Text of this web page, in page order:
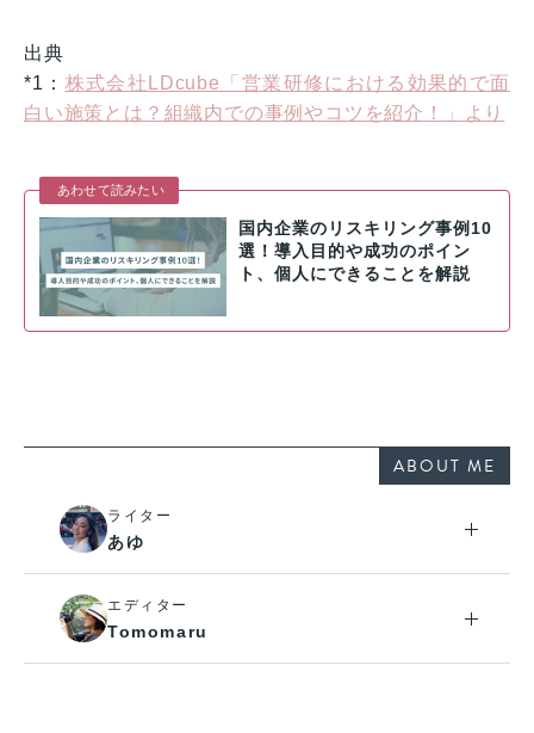
出典
*1： 株式会社LDcube「営業研修における効果的で面
白い施策とは？組織内での事例やコツを紹介！」より
あわせて読みたい
国内企業のリスキリング事例10
選！導入目的や成功のポイン
ト、個人にできることを解説
ABOUT ME
ライター
あゆ
エディター
Tomomaru